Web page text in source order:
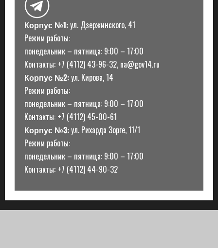
Корпус №1:ул. Дзержинского, 41
Режим работы:
понедельник – пятница: 9:00 – 17:00
Контакты: +7 (4112) 43-96-32, na@gov14.ru
Корпус №2:ул. Кирова, 14
Режим работы:
понедельник – пятница: 9:00 – 17:00
Контакты: +7 (4112) 45-00-61
Корпус №3:ул. Рихарда Зорге, 11/1
Режим работы:
понедельник – пятница: 9:00 – 17:00
Контакты: +7 (4112) 44-90-32